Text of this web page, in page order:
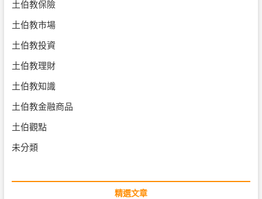
土伯教保險
土伯教市場
土伯教投資
土伯教理財
土伯教知識
土伯教金融商品
土伯觀點
未分類
精選文章